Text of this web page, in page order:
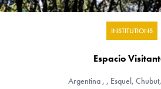
INSTITUTIONS
Espacio
Argentina, , Esquel,